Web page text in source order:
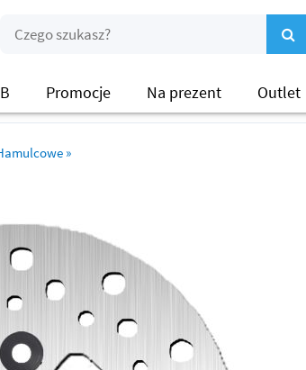
Promocje Na prezent Outlet
»